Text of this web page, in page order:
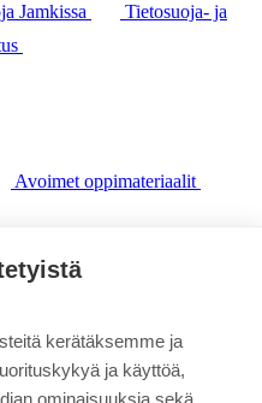
Jamkissa
Tietosuoja- ja
Avoimet oppimateriaalit
kerätäksemme ja
ja käyttöä,
ominaisuuksia sekä